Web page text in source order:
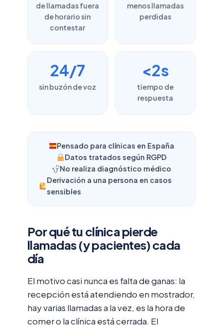
de llamadas fuera
de horario sin
contestar
menos llamadas
perdidas
24/7
sin buzón de voz
<2s
tiempo de
respuesta
Pensado para clínicas en España
Datos tratados según RGPD
No realiza diagnóstico médico
Derivación a una persona en casos
sensibles
Por qué tu clínica pierde
llamadas (y pacientes) cada
día
El motivo casi nunca es falta de ganas: la
recepción está atendiendo en mostrador,
hay varias llamadas a la vez, es la hora de
comer o la clínica está cerrada. El